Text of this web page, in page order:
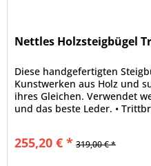
Nettles Holzsteigbügel
Diese handgefertigten
Kunstwerken aus Holz und
ihres Gleichen. Verwendet
und das beste Leder. •
255,20 € * 319,00 € *